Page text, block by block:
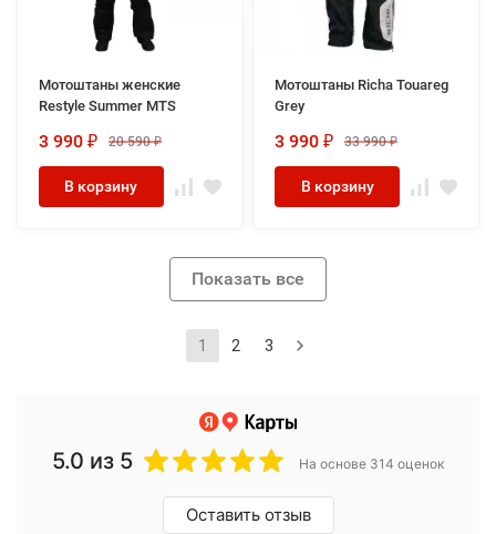
Мотоштаны женские
Restyle Summer MTS
3 990 ₽ 20 590 ₽
В корзину
Мотоштаны Richa Touareg
Grey
3 990 ₽ 33 990 ₽
В корзину
Показать все
1 2 3